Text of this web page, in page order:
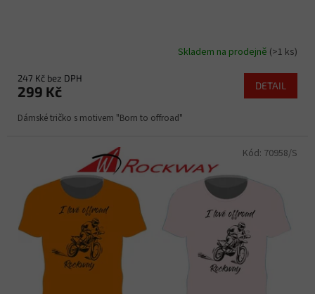
Skladem na prodejně (>1 ks)
247 Kč bez DPH
299 Kč DETAIL
Dámské tričko s motivem "Born to offroad"
Kód: 70958/S